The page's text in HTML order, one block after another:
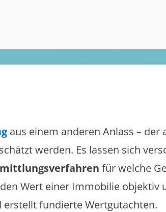
aus einem anderen Anlass – der
werden. Es lassen sich
für welche
Wert einer Immobilie objektiv
erstellt fundierte Wertgutachten.